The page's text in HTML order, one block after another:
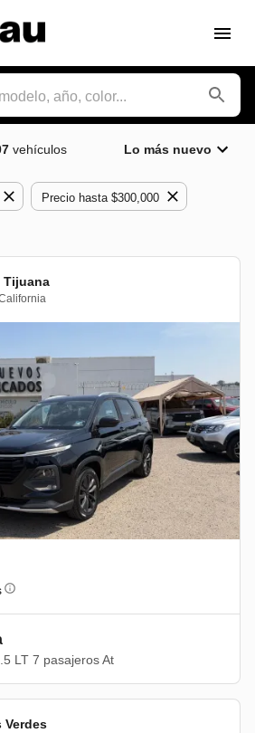
vehículos Lo más nuevo
Precio hasta $300,000
Tijuana
LT 7 pasajeros At
Verdes